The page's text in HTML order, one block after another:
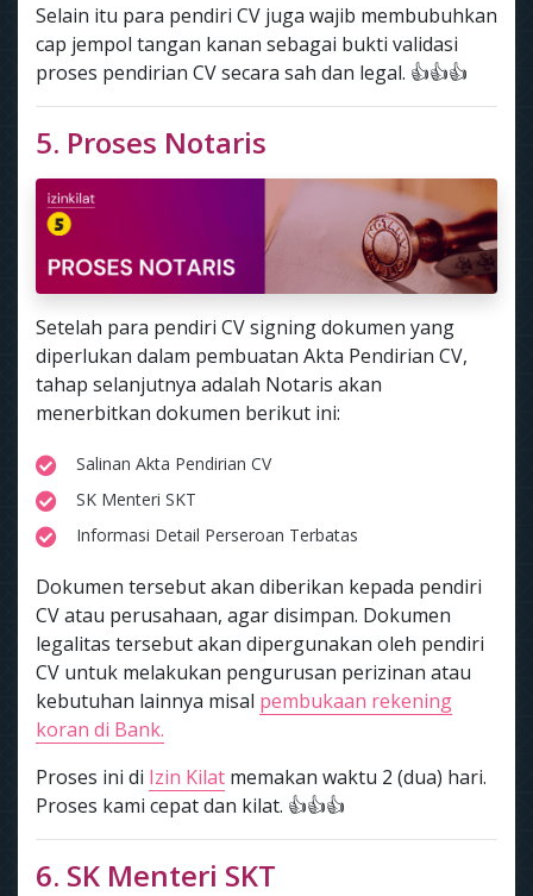
Selain itu para pendiri CV juga wajib membubuhkan
cap jempol tangan kanan sebagai bukti validasi
proses pendirian CV secara sah dan legal. 👍👍👍
5. Proses Notaris
Setelah para pendiri CV signing dokumen yang
diperlukan dalam pembuatan Akta Pendirian CV,
tahap selanjutnya adalah Notaris akan
menerbitkan dokumen berikut ini:
Salinan Akta Pendirian CV
SK Menteri SKT
Informasi Detail Perseroan Terbatas
Dokumen tersebut akan diberikan kepada pendiri
CV atau perusahaan, agar disimpan. Dokumen
legalitas tersebut akan dipergunakan oleh pendiri
CV untuk melakukan pengurusan perizinan atau
kebutuhan lainnya misal pembukaan rekening
koran di Bank.
Proses ini di Izin Kilat memakan waktu 2 (dua) hari.
Proses kami cepat dan kilat. 👍👍👍
6. SK Menteri SKT